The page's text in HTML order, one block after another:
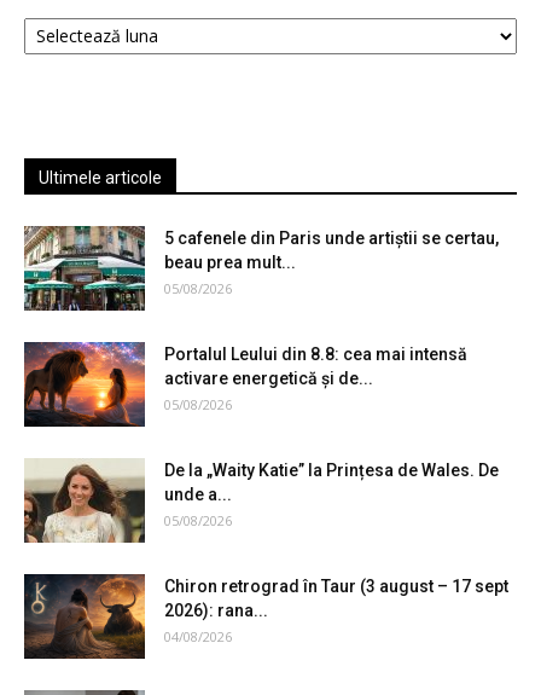
Arhive
Ultimele articole
5 cafenele din Paris unde artiștii se certau,
beau prea mult...
05/08/2026
Portalul Leului din 8.8: cea mai intensă
activare energetică și de...
05/08/2026
De la „Waity Katie” la Prințesa de Wales. De
unde a...
05/08/2026
Chiron retrograd în Taur (3 august – 17 sept
2026): rana...
04/08/2026